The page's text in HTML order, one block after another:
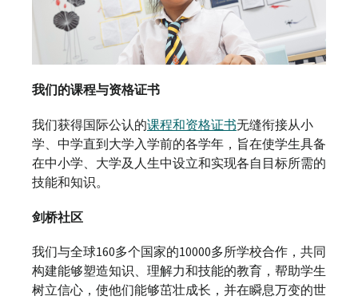
我们的课程与资格证书
我们获得国际公认的课程和资格证书无缝衔接从小
学、中学直到大学入学前的各学年，旨在使学生具备
在中小学、大学及人生中设立和实现各自目标所需的
技能和知识。
剑桥社区
我们与全球160多个国家的10000多所学校合作，共同
构建能够塑造知识、理解力和技能的教育，帮助学生
树立信心，使他们能够茁壮成长，并在瞬息万变的世